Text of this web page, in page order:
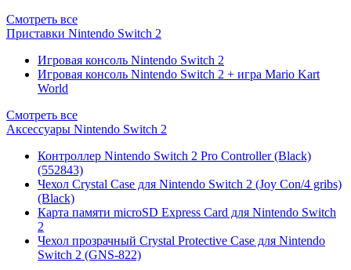
Смотреть все
Приставки Nintendo Switch 2
Игровая консоль Nintendo Switch 2
Игровая консоль Nintendo Switch 2 + игра Mario Kart
World
Смотреть все
Аксессуары Nintendo Switch 2
Контроллер Nintendo Switch 2 Pro Controller (Black)
(552843)
Чехол Сrystal Сase для Nintendo Switch 2 (Joy Con/4 gribs)
(Black)
Карта памяти microSD Express Card для Nintendo Switch
2
Чехол прозрачный Crystal Protective Case для Nintendo
Switch 2 (GNS-822)